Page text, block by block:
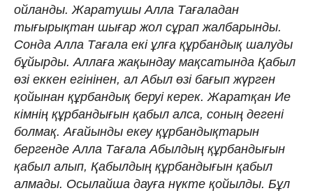
ойланды. Жаратушы Алла Тағаладан
тығырықтан шығар жол сұрап жалбарынды.
Сонда Алла Тағала екі ұлға құрбандық шалуды
бұйырды. Аллаға жақындау мақсатында Қабыл
өзі еккен егінінен, ал Абыл өзі бағып жүрген
қойынан құрбандық беруі керек. Жаратқан Ие
кімнің құрбандығын қабыл алса, соның дегені
болмақ. Ағайынды екеу құрбандықтарын
бергенде Алла Тағала Абылдың құрбандығын
қабыл алып, Қабылдың құрбандығын қабыл
алмады. Осылайша дауға нүкте қойылды. Бұл